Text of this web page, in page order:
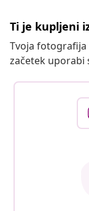
Ti je kupljeni
Tvoja
začetek uporabi